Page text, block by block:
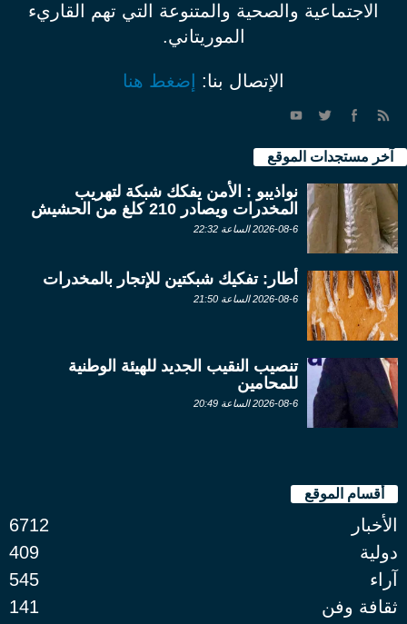
الاجتماعية والصحية والمتنوعة التي تهم القاريء
الموريتاني.
الإتصال بنا: إضغط هنا
آخر مستجدات الموقع
نواذيبو : الأمن يفكك شبكة لتهريب
المخدرات ويصادر 210 كلغ من الحشيش
2026-08-6 الساعة 22:32
أطار: تفكيك شبكتين للإتجار بالمخدرات
2026-08-6 الساعة 21:50
تنصيب النقيب الجديد للهيئة الوطنية
للمحامين
2026-08-6 الساعة 20:49
أقسام الموقع
الأخبار
6712
دولية
409
آراء
545
ثقافة وفن
141